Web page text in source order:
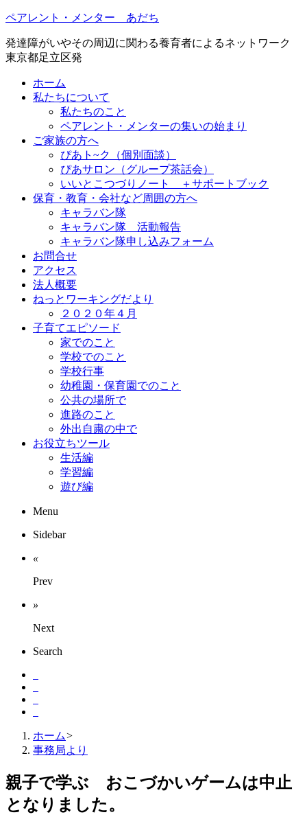
ペアレント・メンター あだち
発達障がいやその周辺に関わる養育者によるネットワーク
東京都足立区発
ホーム
私たちについて
私たちのこと
ペアレント・メンターの集いの始まり
ご家族の方へ
ぴあト~ク（個別面談）
ぴあサロン（グループ茶話会）
いいとこつづりノート ＋サポートブック
保育・教育・会社など周囲の方へ
キャラバン隊
キャラバン隊 活動報告
キャラバン隊申し込みフォーム
お問合せ
アクセス
法人概要
ねっとワーキングだより
２０２０年４月
子育てエピソード
家でのこと
学校でのこと
学校行事
幼稚園・保育園でのこと
公共の場所で
進路のこと
外出自粛の中で
お役立ちツール
生活編
学習編
遊び編
Menu
Sidebar
«
Prev
»
Next
Search
ホーム>
事務局より
親子で学ぶ おこづかいゲームは中止
となりました。